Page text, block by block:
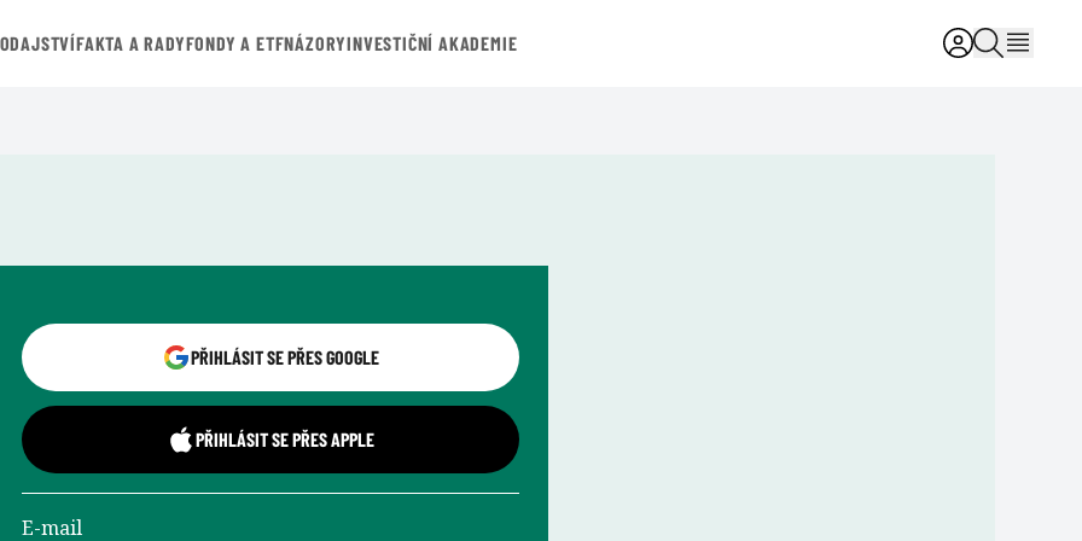
FAKTA A RADYFONDY A ETFNÁZORYINVESTIČNÍ AKADEMIE
PŘIHLÁSIT SE PŘES GOOGLE
PŘIHLÁSIT SE PŘES APPLE
E-mail